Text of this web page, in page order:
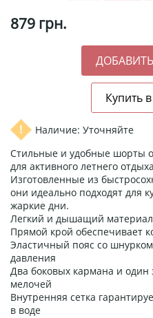
879 грн.
Наличие: Уточняйте
Стильные и удобные шорты
для активного летнего
Изготовленные из
они идеально подходят для
жаркие дни.
Легкий и дышащий
Прямой крой обеспечивает
Эластичный пояс со
давления
Два боковых кармана и один
мелочей
Внутренняя сетка
в воде